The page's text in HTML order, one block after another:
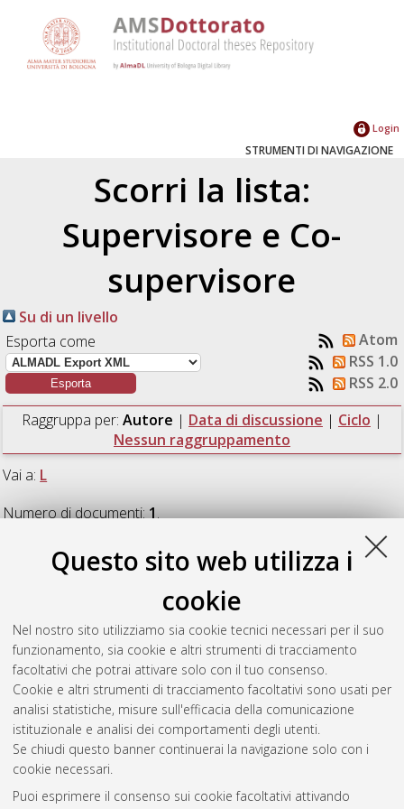
Questo sito web utilizza i
cookie
Nel nostro sito utilizziamo sia cookie tecnici necessari per il suo
funzionamento, sia cookie e altri strumenti di tracciamento
facoltativi che potrai attivare solo con il tuo consenso.
Cookie e altri strumenti di tracciamento facoltativi sono usati per
analisi statistiche, misure sull'efficacia della comunicazione
istituzionale e analisi dei comportamenti degli utenti.
Se chiudi questo banner continuerai la navigazione solo con i
cookie necessari.
Puoi esprimere il consenso sui cookie facoltativi attivando
Login
STRUMENTI DI NAVIGAZIONE
Scorri la lista:
Supervisore e Co-
supervisore
Su di un livello
Esporta come
Atom
RSS 1.0
RSS 2.0
Raggruppa per: Autore | Data di discussione | Ciclo |
Nessun raggruppamento
Vai a: L
Numero di documenti:1.
Lopez Aleixandre, Marta (2022)I Misteri di Samotracia:
Origini del culto , [Dissertation thesis], Alma Mater Studiorum
Università di Bologna. Dottorato di ricerca inStoria culture
civilta', 32 Ciclo. DOI 10.48676/unibo/amsdottorato/10168.
Questa lista e' stata generata ilFri Aug 7 20:45:34 2026 CEST
Atom